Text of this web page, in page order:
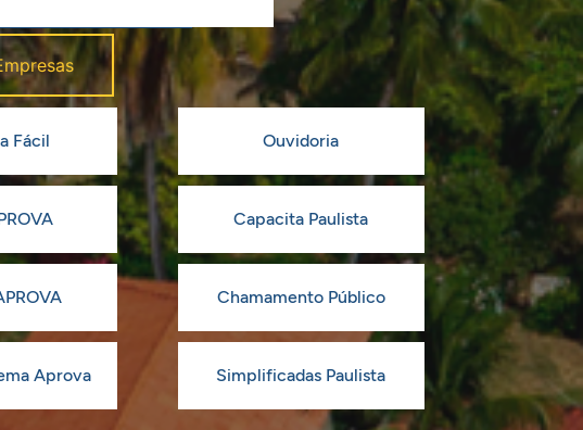
Fácil Ouvidoria
Capacita Paulista
Chamamento Público
Aprova Simplificadas Paulista